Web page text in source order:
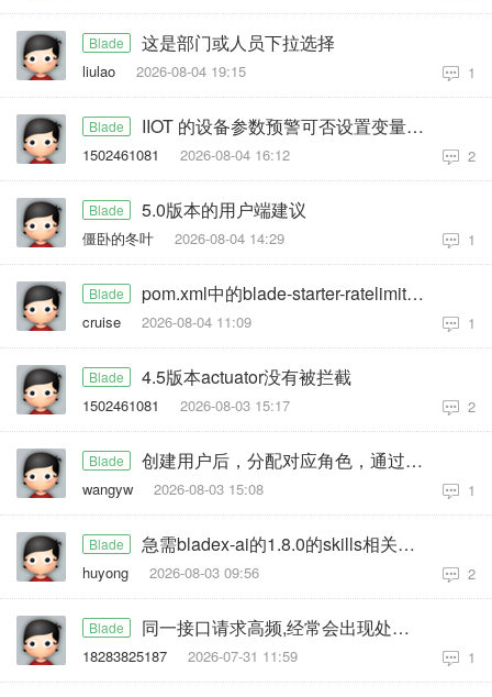
Blade 这是部门或人员下拉选择
liulao 2026-08-04 19:15 1
Blade IIOT 的设备参数预警可否设置变量（获取环比数值）
1502461081 2026-08-04 16:12 2
Blade 5.0版本的用户端建议
僵卧的冬叶 2026-08-04 14:29 1
Blade pom.xml中的blade-starter-ratelimit一直显示红色
cruise 2026-08-04 11:09 1
Blade 4.5版本actuator没有被拦截
1502461081 2026-08-03 15:17 2
Blade 创建用户后，分配对应角色，通过对角色设置权限好后，登录当前用户后。查看不到当前已分配对应角色权限数据
wangyw 2026-08-03 15:08 1
Blade 急需bladex-ai的1.8.0的skills相关功能，具体发布日期是多少号
huyong 2026-08-03 09:56 2
Blade 同一接口请求高频,经常会出现处理失败的情况,怎么修复?
18283825187 2026-07-31 11:59 1